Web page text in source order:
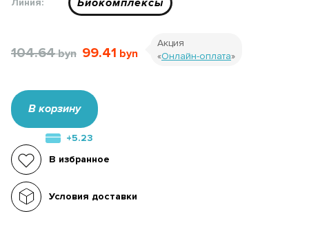
Линия:
104.64 99.41
Акция
«Онлайн-оплата»
В корзину
+5.23
В избранное
Условия доставки